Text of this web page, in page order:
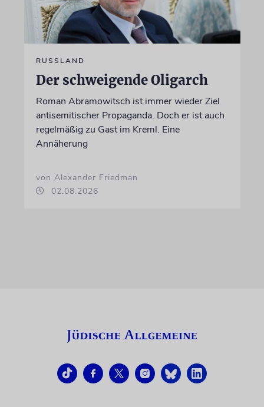
RUSSLAND
Der schweigende Oligarch
Roman Abramowitsch ist immer wieder Ziel
antisemitischer Propaganda. Doch er ist auch
regelmäßig zu Gast im Kreml. Eine
Annäherung
von Alexander Friedman
02.08.2026